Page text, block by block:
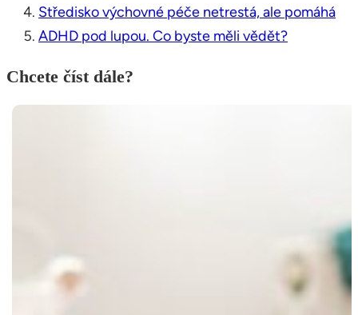
Středisko výchovné péče netrestá, ale pomáhá
ADHD pod lupou. Co byste měli vědět?
Chcete číst dále?